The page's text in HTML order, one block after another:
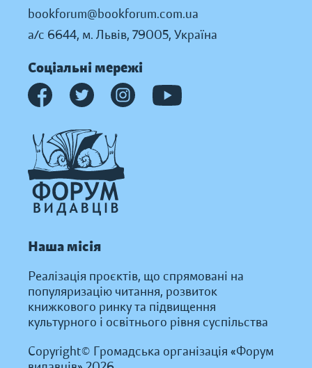
bookforum@bookforum.com.ua
а/с 6644, м. Львів, 79005, Україна
Соціальні мережі
Наша місія
Реалізація проєктів, що спрямовані на
популяризацію читання, розвиток
книжкового ринку та підвищення
культурного і освітнього рівня суспільства
Copyright© Громадська організація «Форум